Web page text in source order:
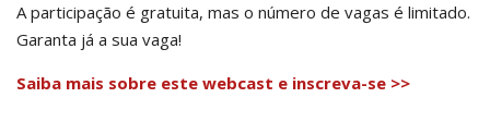
A participação é gratuita, mas o número de vagas é limitado.
Garanta já a sua vaga!
Saiba mais sobre este webcast e inscreva-se >>